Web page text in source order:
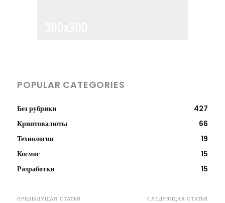
POPULAR CATEGORIES
Без рубрики
427
Криптовалюты
66
Технологии
19
Космос
15
Разработки
15
ПРЕДЫДУЩАЯ СТАТЬЯ СЛЕДУЮЩАЯ СТАТЬЯ